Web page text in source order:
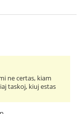
ne certas, kiam
taskoj, kiuj estas